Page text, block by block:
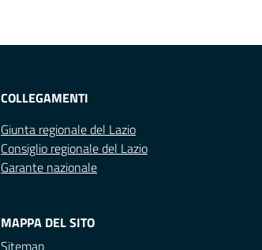
COLLEGAMENTI
Giunta regionale del Lazio
Consiglio regionale del Lazio
Garante nazionale
MAPPA DEL SITO
Sitemap